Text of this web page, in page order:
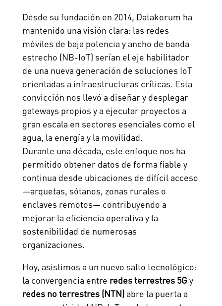
Desde su fundación en 2014, Datakorum ha
mantenido una visión clara: las redes
móviles de baja potencia y ancho de banda
estrecho (NB-IoT) serían el eje habilitador
de una nueva generación de soluciones IoT
orientadas a infraestructuras críticas. Esta
convicción nos llevó a diseñar y desplegar
gateways propios y a ejecutar proyectos a
gran escala en sectores esenciales como el
agua, la energía y la movilidad.
Durante una década, este enfoque nos ha
permitido obtener datos de forma fiable y
continua desde ubicaciones de difícil acceso
—arquetas, sótanos, zonas rurales o
enclaves remotos— contribuyendo a
mejorar la eficiencia operativa y la
sostenibilidad de numerosas
organizaciones.
Hoy, asistimos a un nuevo salto tecnológico:
la convergencia entre redes terrestres 5Gy
redes no terrestres (NTN)abre la puerta a